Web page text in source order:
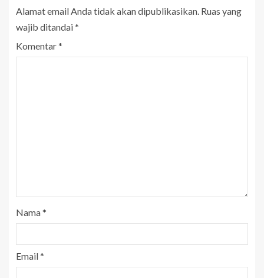
Alamat email Anda tidak akan dipublikasikan. Ruas yang
wajib ditandai*
Komentar*
Nama*
Email*